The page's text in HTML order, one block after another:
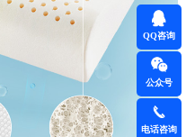
QQ咨询
公众号
电话咨询